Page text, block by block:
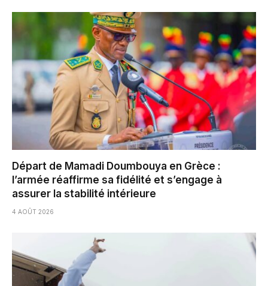
Départ de Mamadi Doumbouya en Grèce :
l’armée réaffirme sa fidélité et s’engage à
assurer la stabilité intérieure
4 AOÛT 2026